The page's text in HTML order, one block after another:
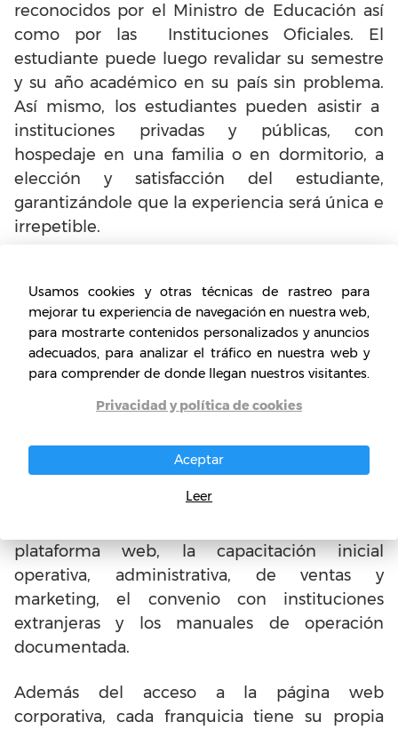
reconocidos por el Ministro de Educación así
como por las Instituciones Oficiales. El
estudiante puede luego revalidar su semestre
y su año académico en su país sin problema.
Así mismo, los estudiantes pueden asistir a
instituciones privadas y públicas, con
hospedaje en una familia o en dormitorio, a
elección y satisfacción del estudiante,
garantizándole que la experiencia será única e
irrepetible.
¿Cuáles son los requisitos de
la franquicia Enjoy
Languages?
Los franquiciados deben estar
comprometidos y dispuestos a llevar
basada en los principios y lineamientos de la
empresa. Reciben como beneficio la licencia
en uso de marca y uso de identidad
plataforma web, la capacitación inicial
operativa, administrativa, de ventas y
marketing, el convenio con instituciones
extranjeras y los manuales de operación
documentada.
Además del acceso a la página web
corporativa, cada franquicia tiene su propia
Usamos cookies y otras técnicas de rastreo para
mejorar tu experiencia de navegación en nuestra web,
para mostrarte contenidos personalizados y anuncios
adecuados, para analizar el tráfico en nuestra web y
para comprender de donde llegan nuestros visitantes.
Privacidad y política de cookies
Aceptar
Leer